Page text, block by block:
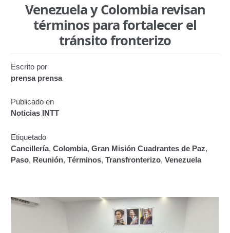
Automatizados
Certificación de Datos de Vehículo Automatizado
Certificación de Datos para Efectos Consulares con
Apostilla Electrónica
Emisión de Nuevo Certificado de Registro de
Vehículo (Duplicado) Automatizado
Renovación de Licencia para Conducir (Servicio
Automatizado)
Venezuela y Colombia revisan
términos para fortalecer el
tránsito fronterizo
Escrito por
prensa prensa
Publicado en
Noticias INTT
Etiquetado
Cancillería,Colombia,Gran Misión Cuadrantes de Paz,
Paso, Reunión,Términos,Transfronterizo,Venezuela